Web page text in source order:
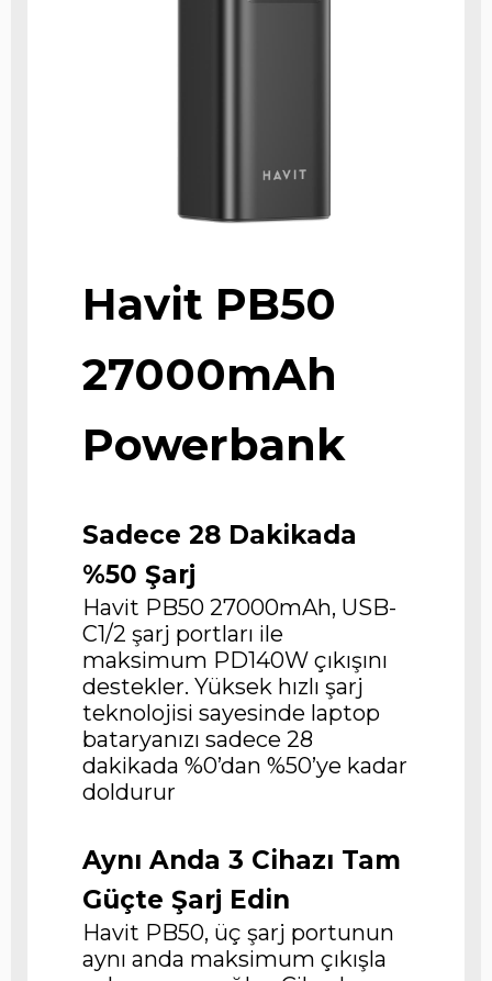
Havit PB50
27000mAh
Powerbank
Sadece 28 Dakikada
%50 Şarj
Havit PB50 27000mAh, USB-
C1/2 şarj portları ile
maksimum PD140W çıkışını
destekler. Yüksek hızlı şarj
teknolojisi sayesinde laptop
bataryanızı sadece 28
dakikada %0’dan %50’ye kadar
doldurur
Aynı Anda 3 Cihazı Tam
Güçte Şarj Edin
Havit PB50, üç şarj portunun
aynı anda maksimum çıkışla